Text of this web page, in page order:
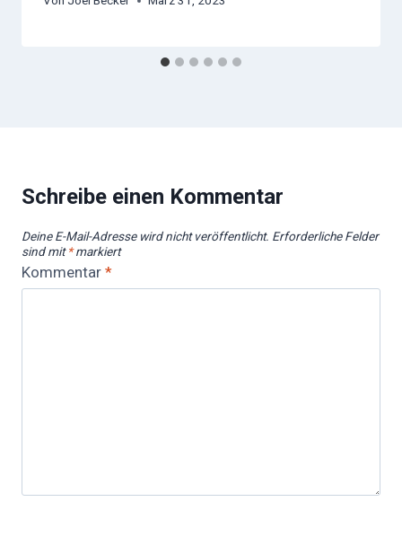
Schreibe einen Kommentar
Deine E-Mail-Adresse wird nicht veröffentlicht. Erforderliche Felder
sind mit*markiert
Kommentar *